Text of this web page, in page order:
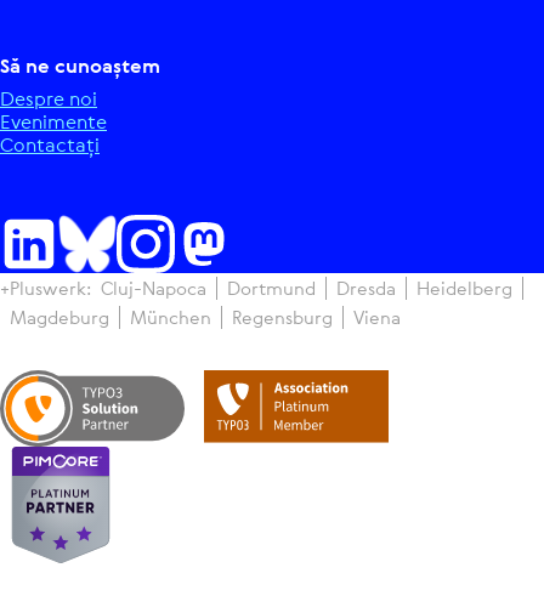
Să ne cunoaștem
Despre noi
Eve­ni­mente
Con­tac­tați
+Pluswerk: Cluj-Napoca Dortmund Dresda
Hei­del­berg
Magdeburg
München Regen­sburg Viena